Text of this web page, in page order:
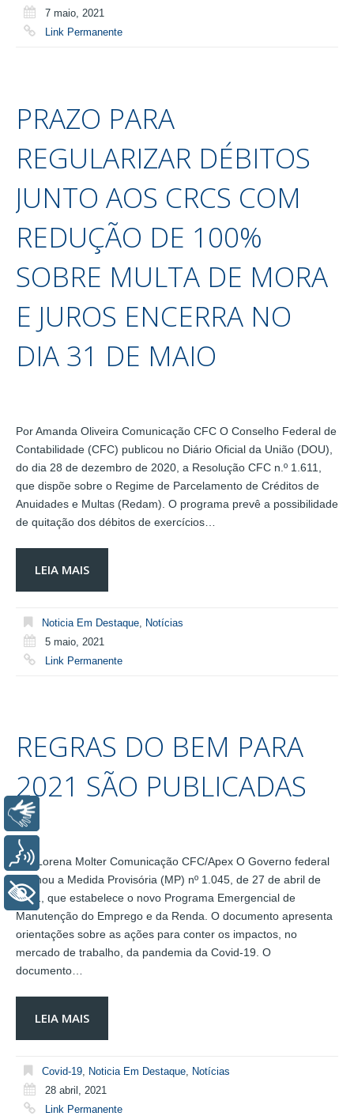
7 maio, 2021
Link Permanente
PRAZO PARA
REGULARIZAR DÉBITOS
JUNTO AOS CRCS COM
REDUÇÃO DE 100%
SOBRE MULTA DE MORA
E JUROS ENCERRA NO
DIA 31 DE MAIO
Por Amanda Oliveira Comunicação CFC O Conselho Federal de
Contabilidade (CFC) publicou no Diário Oficial da União (DOU),
do dia 28 de dezembro de 2020, a Resolução CFC n.º 1.611,
que dispõe sobre o Regime de Parcelamento de Créditos de
Anuidades e Multas (Redam). O programa prevê a possibilidade
de quitação dos débitos de exercícios…
LEIA MAIS
Noticia Em Destaque Notícias
5 maio, 2021
Link Permanente
REGRAS DO BEM PARA
2021 SÃO PUBLICADAS
Por Lorena Molter Comunicação CFC/Apex O Governo federal
assinou a Medida Provisória (MP) nº 1.045, de 27 de abril de
2021, que estabelece o novo Programa Emergencial de
Manutenção do Emprego e da Renda. O documento apresenta
orientações sobre as ações para conter os impactos, no
mercado de trabalho, da pandemia da Covid-19. O
documento…
LEIA MAIS
Covid-19 Noticia Em Destaque
Notícias
28 abril, 2021
Link Permanente
+ Acessibilidade